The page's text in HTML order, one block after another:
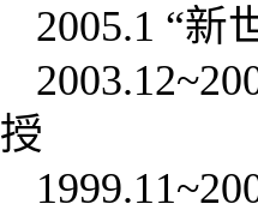
2005.1 “新
授